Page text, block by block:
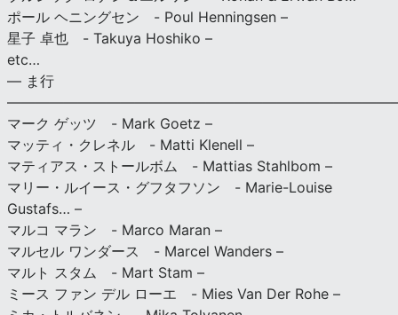
ポール ヘニングセン - Poul Henningsen –
星子 卓也 - Takuya Hoshiko –
etc…
— ま行
マーク ゲッツ - Mark Goetz –
マッティ・クレネル - Matti Klenell –
マティアス・ストールボム - Mattias Stahlbom –
マリー・ルイース・グフタフソン - Marie-Louise
Gustafs… –
マルコ マラン - Marco Maran –
マルセル ワンダース - Marcel Wanders –
マルト スタム - Mart Stam –
ミース ファン デル ローエ - Mies Van Der Rohe –